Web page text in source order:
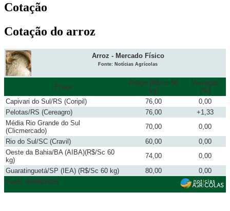
Cotação
Cotação do arroz
Arroz - Mercado Físico
Fonte: Notícias Agrícolas
Praça
Preço (R$/sc 50
kg)
Variação
(%)
Capivari do Sul/RS (Coripil)
76,00
0,00
Pelotas/RS (Cereagro)
76,00
+1,33
Média Rio Grande do Sul
(Clicmercado)
70,00
0,00
Rio do Sul/SC (Cravil)
60,00
0,00
Oeste da Bahia/BA (AIBA)(R$/Sc 60
kg)
74,00
0,00
Guaratinguetá/SP (IEA) (R$/Sc 60 kg)
80,00
0,00
Fech. 06/08/2026